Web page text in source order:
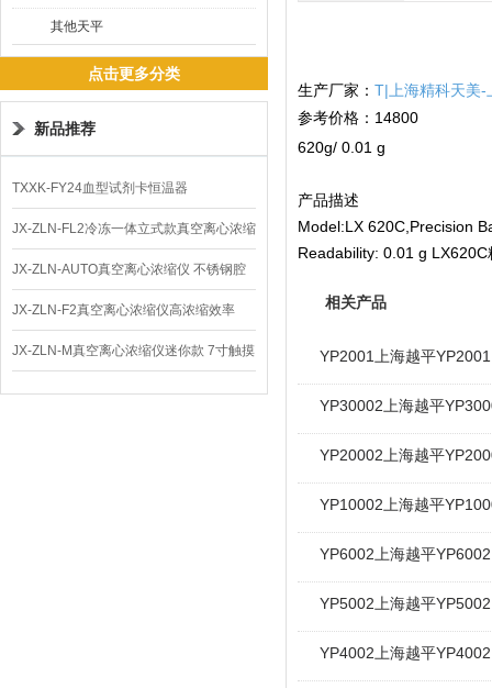
其他天平
点击更多分类
新品推荐
TXXK-FY24血型试剂卡恒温器
JX-ZLN-FL2冷冻一体立式款真空离心浓缩
仪 低温功能
JX-ZLN-AUTO真空离心浓缩仪 不锈钢腔
体
JX-ZLN-F2真空离心浓缩仪高浓缩效率
JX-ZLN-M真空离心浓缩仪迷你款 7寸触摸
屏
生产厂家： T|上海精科天美-
参考价格：14800
620g/ 0.01 g
产品描述
Model:LX 620C,Precision
Readability: 0.01 g
相关产品
YP2001上海越平
YP30002上海越平
YP20002上海越平
YP10002上海越平
YP6002上海越平
YP5002上海越平
YP4002上海越平